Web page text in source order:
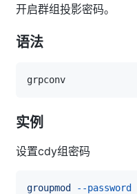
开启群组投影密码。
语法
实例
设置cdy组密码
groupmod --password